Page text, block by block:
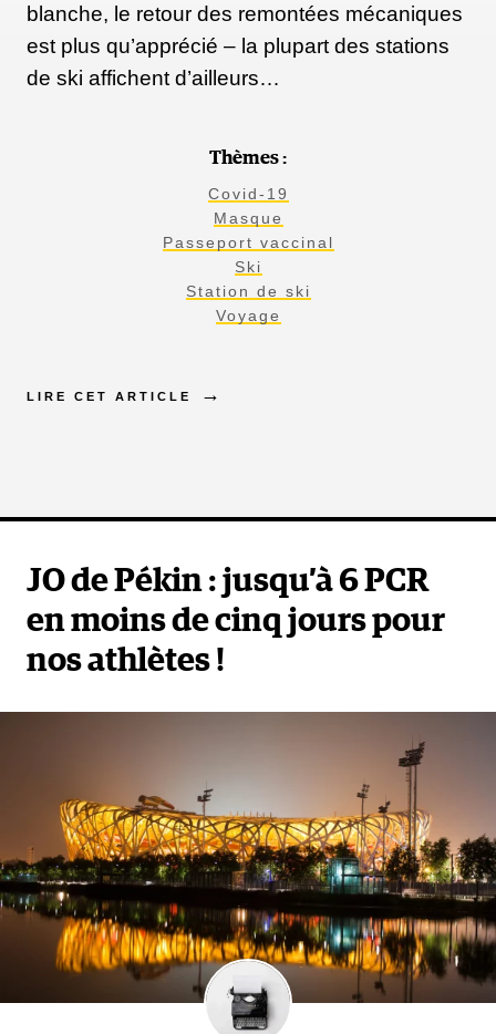
blanche, le retour des remontées mécaniques
est plus qu’apprécié – la plupart des stations
de ski affichent d’ailleurs…
Thèmes :
Covid-19
Masque
Passeport vaccinal
Ski
Station de ski
Voyage
LIRE CET ARTICLE
JO de Pékin : jusqu’à 6 PCR
en moins de cinq jours pour
nos athlètes !